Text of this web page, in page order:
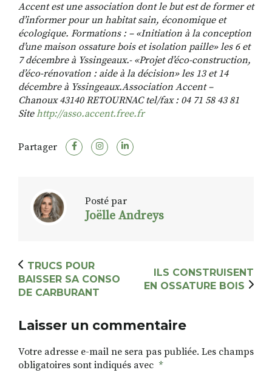
Accent est une association dont le but est de former et
d’informer pour un habitat sain, économique et
écologique. Formations : – «Initiation à la conception
d’une maison ossature bois et isolation paille» les 6 et
7 décembre à Yssingeaux.- «Projet d’éco-construction,
d’éco-rénovation : aide à la décision» les 13 et 14
décembre à Yssingeaux.Association Accent –
Chanoux 43140 RETOURNAC tel/fax : 04 71 58 43 81
Sitehttp://asso.accent.free.fr
Partager
Posté par
Joëlle Andreys
TRUCS POUR
BAISSER SA CONSO
DE CARBURANT
ILS CONSTRUISENT
EN OSSATURE BOIS
Laisser un commentaire
Votre adresse e-mail ne sera pas publiée. Les champs
obligatoires sont indiqués avec *